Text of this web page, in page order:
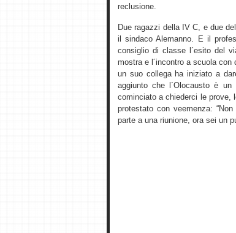
reclusione.
Due ragazzi della IV C, e due
il sindaco Alemanno. E il
consiglio di classe l´esito del
mostra e l´incontro a scuola
un suo collega ha iniziato a
aggiunto che l´Olocausto è
cominciato a chiederci le prove,
protestato con veemenza:
parte a una riunione, ora sei un